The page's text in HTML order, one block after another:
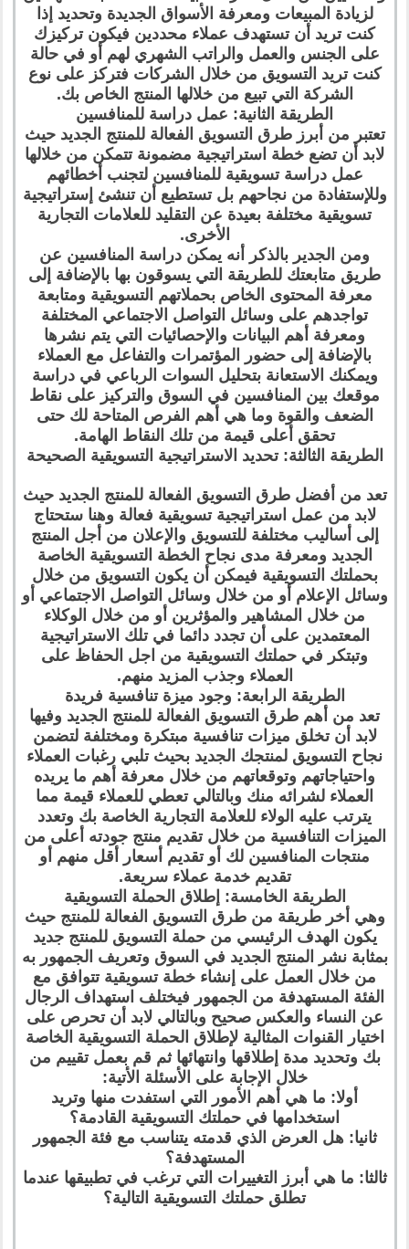
لزيادة المبيعات ومعرفة الأسواق الجديدة وتحديد إذا
كنت تريد أن تستهدف عملاء محددين فيكون تركيزك
على الجنس والعمل والراتب الشهري لهم أو في حالة
كنت تريد التسويق من خلال الشركات فتركز على نوع
الشركة التي تبيع من خلالها المنتج الخاص بك.
الطريقة الثانية: عمل دراسة للمنافسين
تعتبر من أبرز طرق التسويق الفعالة للمنتج الجديد حيث
لابد أن تضع خطة استراتيجية مضمونة تتمكن من خلالها
عمل دراسة تسويقية للمنافسين لتجنب أخطائهم
وللإستفادة من نجاحهم بل تستطيع أن تنشئ إستراتيجية
تسويقية مختلفة بعيدة عن التقليد للعلامات التجارية
الأخرى.
ومن الجدير بالذكر أنه يمكن دراسة المنافسين عن
طريق متابعتك للطريقة التي يسوقون بها بالإضافة إلى
معرفة المحتوى الخاص بحملاتهم التسويقية ومتابعة
تواجدهم على وسائل التواصل الاجتماعي المختلفة
ومعرفة أهم البيانات والإحصائيات التي يتم نشرها
بالإضافة إلى حضور المؤتمرات والتفاعل مع العملاء
ويمكنك الاستعانة بتحليل السوات الرباعي في دراسة
موقعك بين المنافسين في السوق والتركيز على نقاط
الضعف والقوة وما هي أهم الفرص المتاحة لك حتى
تحقق أعلى قيمة من تلك النقاط الهامة.
الطريقة الثالثة: تحديد الاستراتيجية التسويقية الصحيحة
تعد من أفضل طرق التسويق الفعالة للمنتج الجديد حيث
لابد من عمل استراتيجية تسويقية فعالة وهنا ستحتاج
إلى أساليب مختلفة للتسويق والإعلان من أجل المنتج
الجديد ومعرفة مدى نجاح الخطة التسويقية الخاصة
بحملتك التسويقية فيمكن أن يكون التسويق من خلال
وسائل الإعلام أو من خلال وسائل التواصل الاجتماعي أو
من خلال المشاهير والمؤثرين أو من خلال الوكلاء
المعتمدين على أن تجدد دائما في تلك الاستراتيجية
وتبتكر في حملتك التسويقية من اجل الحفاظ على
العملاء وجذب المزيد منهم.
الطريقة الرابعة: وجود ميزة تنافسية فريدة
تعد من أهم طرق التسويق الفعالة للمنتج الجديد وفيها
لابد أن تخلق ميزات تنافسية مبتكرة ومختلفة لتضمن
نجاح التسويق لمنتجك الجديد بحيث تلبي رغبات العملاء
واحتياجاتهم وتوقعاتهم من خلال معرفة أهم ما يريده
العملاء لشرائه منك وبالتالي تعطي للعملاء قيمة مما
يترتب عليه الولاء للعلامة التجارية الخاصة بك وتعدد
الميزات التنافسية من خلال تقديم منتج جودته أعلى من
منتجات المنافسين لك أو تقديم أسعار أقل منهم أو
تقديم خدمة عملاء سريعة.
الطريقة الخامسة: إطلاق الحملة التسويقية
وهي أخر طريقة من طرق التسويق الفعالة للمنتج حيث
يكون الهدف الرئيسي من حملة التسويق للمنتج جديد
بمثابة نشر المنتج الجديد في السوق وتعريف الجمهور به
من خلال العمل على إنشاء خطة تسويقية تتوافق مع
الفئة المستهدفة من الجمهور فيختلف استهداف الرجال
عن النساء والعكس صحيح وبالتالي لابد أن تحرص على
اختيار القنوات المثالية لإطلاق الحملة التسويقية الخاصة
بك وتحديد مدة إطلاقها وانتهائها ثم قم بعمل تقييم من
خلال الإجابة على الأسئلة الأتية:
أولا: ما هي أهم الأمور التي استفدت منها وتريد
استخدامها في حملتك التسويقية القادمة؟
ثانيا: هل العرض الذي قدمته يتناسب مع فئة الجمهور
المستهدفة؟
ثالثا: ما هي أبرز التغييرات التي ترغب في تطبيقها عندما
تطلق حملتك التسويقية التالية؟